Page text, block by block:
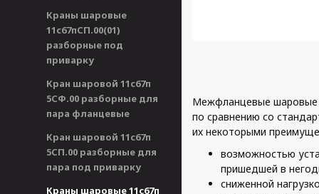
Краны шаровые
11с67пСП.00(01)
разборные под
приварку
Кран шаровой 11с67п
5СФ.00 разборные для
пара фланцевые
Кран шаровой 11с67п
5СП.00 разборные для
пара под приварку
Краны шаровые 11с67п
Межфланцевые шаровые
по сравнению со
их некоторыми
возможностью
пришедшей в
сниженной